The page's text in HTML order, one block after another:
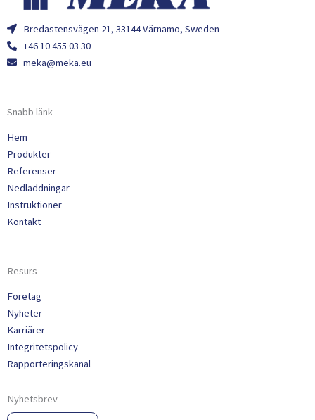
Bredastensvägen 21, 33144 Värnamo, Sweden
+46 10 455 03 30
meka@meka.eu
Snabb länk
Hem
Produkter
Referenser
Nedladdningar
Instruktioner
Kontakt
Resurs
Företag
Nyheter
Karriärer
Integritetspolicy
Rapporteringskanal
Nyhetsbrev